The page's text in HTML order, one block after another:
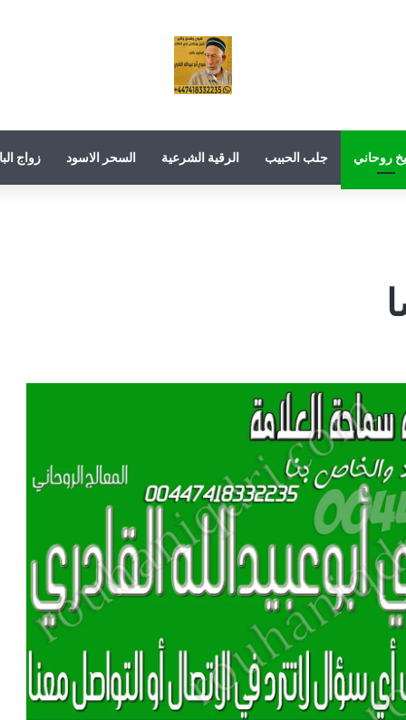
روحاني جلب الحبيب الرقية الشرعية السحر الاسود زواج